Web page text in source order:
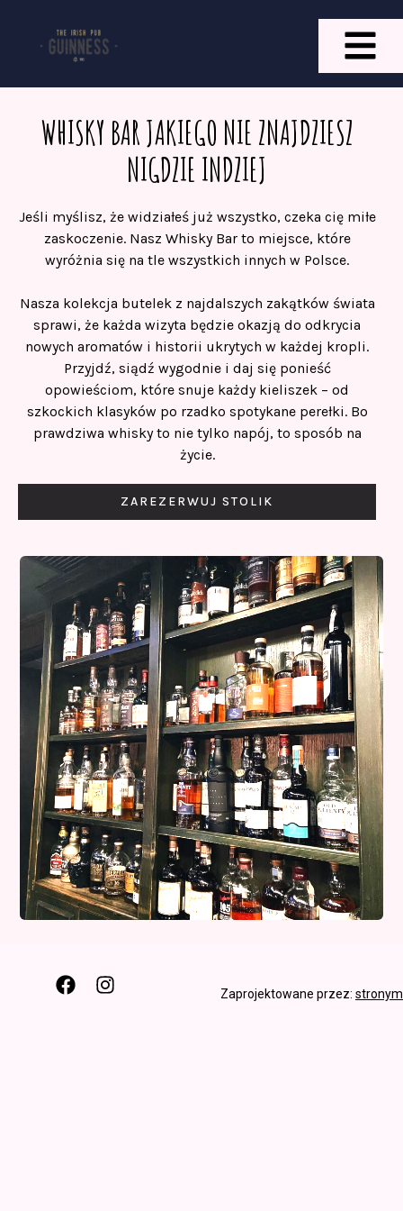
WHISKY BAR JAKIEGO NIE ZNAJDZIESZ
NIGDZIE INDZIEJ
Jeśli myślisz, że widziałeś już wszystko, czeka cię miłe
zaskoczenie. Nasz Whisky Bar to miejsce, które
wyróżnia się na tle wszystkich innych w Polsce.
Nasza kolekcja butelek z najdalszych zakątków świata
sprawi, że każda wizyta będzie okazją do odkrycia
nowych aromatów i historii ukrytych w każdej kropli.
Przyjdź, siądź wygodnie i daj się ponieść
opowieściom, które snuje każdy kieliszek – od
szkockich klasyków po rzadko spotykane perełki. Bo
prawdziwa whisky to nie tylko napój, to sposób na
życie.
ZAREZERWUJ STOLIK
Zaprojektowane przez: